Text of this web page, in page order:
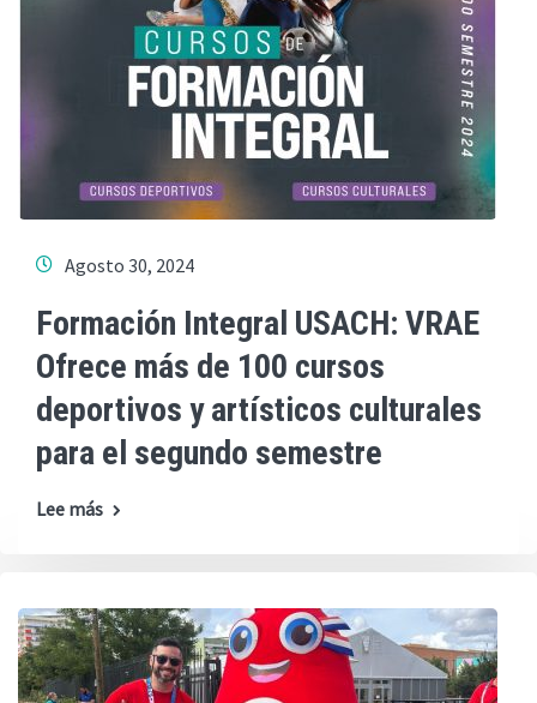
Agosto 30, 2024
Formación Integral USACH: VRAE
Ofrece más de 100 cursos
deportivos y artísticos culturales
para el segundo semestre
Lee más